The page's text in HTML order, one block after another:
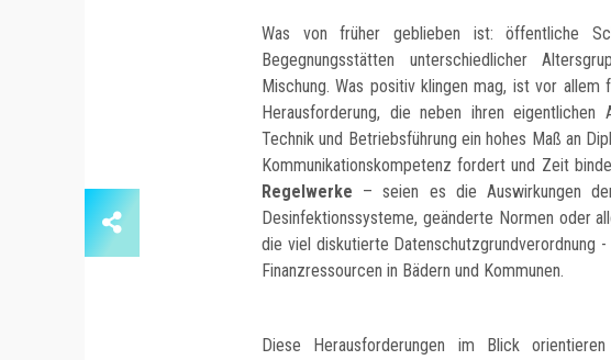
Was von früher geblieben ist: öffentliche
Begegnungsstätten unterschiedlicher
Mischung. Was positiv klingen mag, ist vor
Herausforderung, die neben ihren eigentlichen
Technik und Betriebsführung ein hohes Maß an
Kommunikationskompetenz fordert und Zeit
Regelwerke – seien es die Auswirkungen
Desinfektionssysteme, geänderte Normen oder
die viel diskutierte Datenschutzgrundverordnung
Finanzressourcen in Bädern und Kommunen.
Diese Herausforderungen im Blick